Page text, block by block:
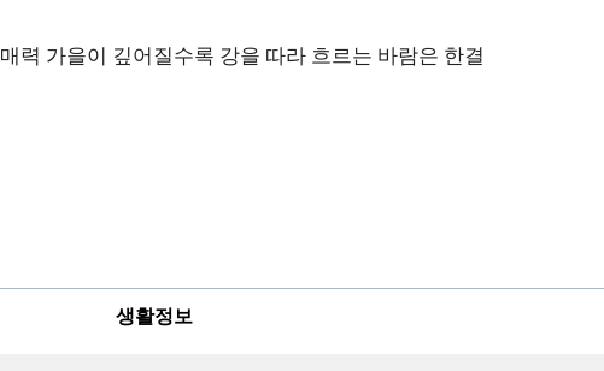
력 가을이 깊어질수록 강을 따라 흐르는 바람은 한결
생활정보